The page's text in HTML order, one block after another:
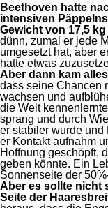
Beethoven hatte
intensiven
Gewicht von 17,5
dünn, zumal er jede
umgesetzt hat, aber
hatte etwas
Aber dann kam
dass seine Chancen
wachsen und
die Welt
sprang und durch
er stabiler wurde und
er Kontakt aufnahm
Hoffnung geschöpft,
geben könnte. Ein
Sonnenseite der
Aber es sollte nicht
Seite der